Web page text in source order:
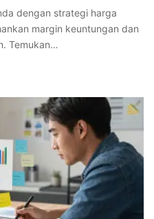
dengan strategi harga
margin keuntungan dan
Temukan…